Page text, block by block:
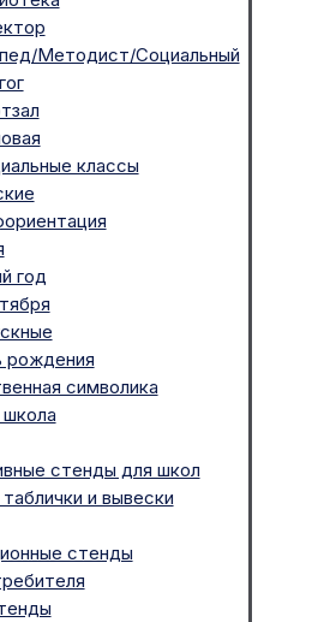
Методист/Социальный
классы
год
рождения
символика
школа
стенды для школ
и вывески
стенды